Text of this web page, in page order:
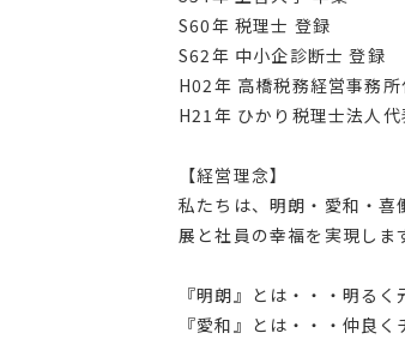
S60年 税理士 登録
S62年 中小企診断士 登録
H02年 高橋税務経営事務
H21年 ひかり税理士法人代
【経営理念】
私たちは、明朗・愛和・
展と社員の幸福を実現しま
『明朗』とは・・・明る
『愛和』とは・・・仲良